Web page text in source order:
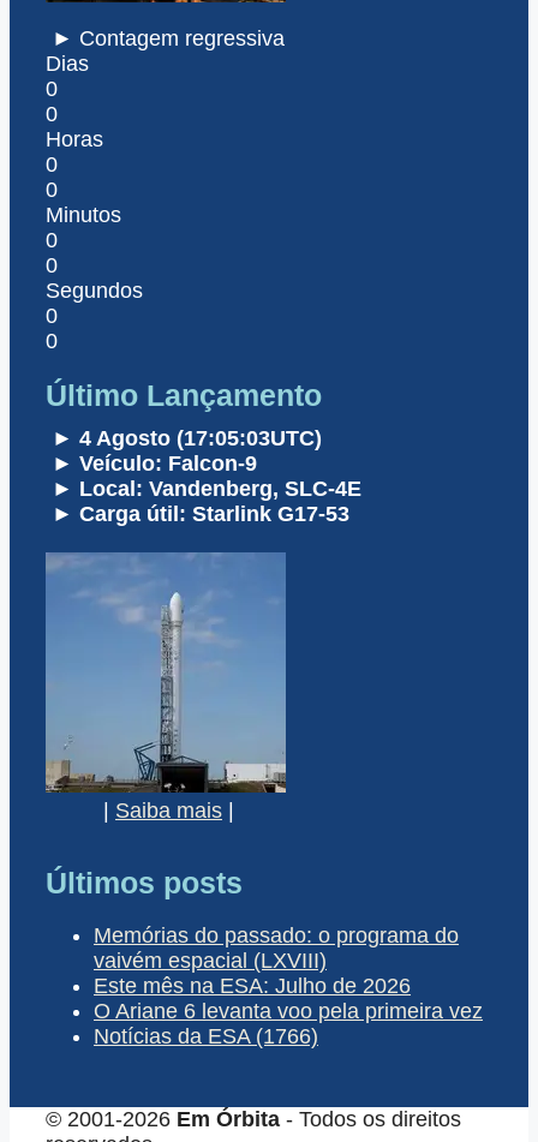
► Contagem regressiva
Dias
0
0
Horas
0
0
Minutos
0
0
Segundos
0
0
Último Lançamento
► 4 Agosto (17:05:03UTC)
► Veículo: Falcon-9
► Local: Vandenberg, SLC-4E
► Carga útil: Starlink G17-53
| Saiba mais |
Últimos posts
Memórias do passado: o programa do
vaivém espacial (LXVIII)
Este mês na ESA: Julho de 2026
O Ariane 6 levanta voo pela primeira vez
Notícias da ESA (1766)
© 2001-2026 Em Órbita - Todos os direitos